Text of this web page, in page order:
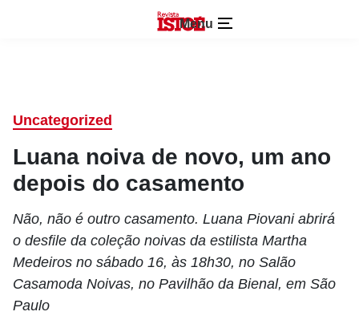
Menu
Uncategorized
Luana noiva de novo, um ano
depois do casamento
Não, não é outro casamento. Luana Piovani abrirá
o desfile da coleção noivas da estilista Martha
Medeiros no sábado 16, às 18h30, no Salão
Casamoda Noivas, no Pavilhão da Bienal, em São
Paulo